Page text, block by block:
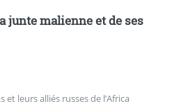
junte malienne et de ses
et leurs alliés russes de l’Africa